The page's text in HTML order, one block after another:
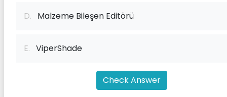
D. Malzeme Bileşen Editörü
E. ViperShade
Check Answer